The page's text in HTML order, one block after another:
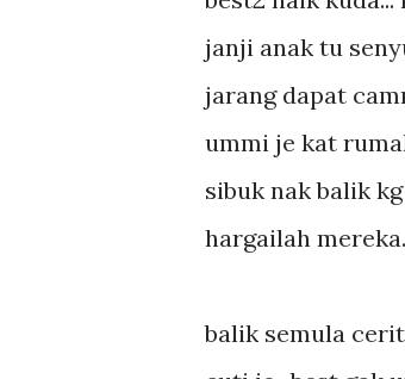
janji anak tu
jarang dapat
ummi je kat
sibuk nak balik
hargailah
balik semula